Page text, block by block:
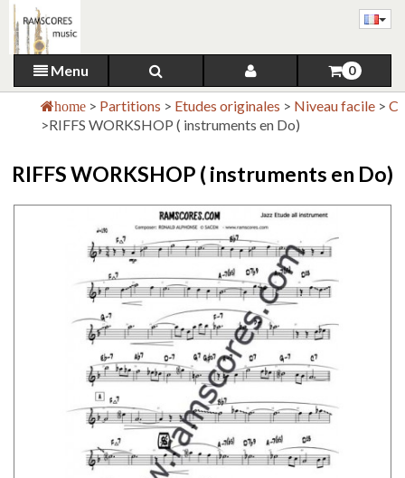
Menu 0
home > Partitions > Etudes originales > Niveau facile > C
>RIFFS WORKSHOP ( instruments en Do)
RIFFS WORKSHOP ( instruments en Do)